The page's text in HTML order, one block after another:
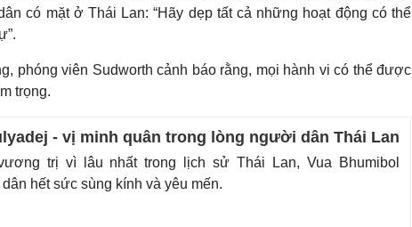
có mặt ở Thái Lan: “Hãy dẹp tất cả những hoạt động có thể
phóng viên Sudworth cảnh báo rằng, mọi hành vi có thể được
trọng.
- vị minh quân trong lòng người dân Thái Lan
trị vì lâu nhất trong lịch sử Thái Lan, Vua Bhumibol
hết sức sùng kính và yêu mến.